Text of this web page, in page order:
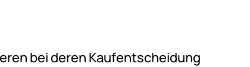
bei deren Kaufentscheidung